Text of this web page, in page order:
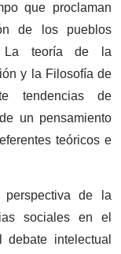
que proclaman
de los pueblos
La teoría de la
y la Filosofía de
tendencias de
un pensamiento
teóricos e
de la
sociales en el
debate intelectual